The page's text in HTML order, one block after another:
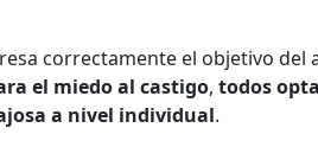
correctamente el objetivo del
el miedo al castigo, todos
a nivel individual.